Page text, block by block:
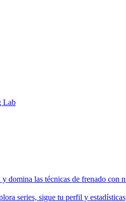
Lab
domina las técnicas de frenado con
series, sigue tu perfil y